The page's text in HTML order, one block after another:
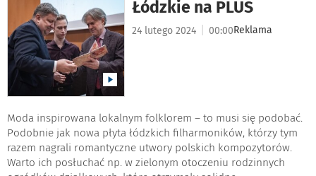
Łódzkie na PLUS
24 lutego 2024 00:00Reklama
Moda inspirowana lokalnym folklorem – to musi się podobać.
Podobnie jak nowa płyta łódzkich filharmoników, którzy tym
razem nagrali romantyczne utwory polskich kompozytorów.
Warto ich posłuchać np. w zielonym otoczeniu rodzinnych